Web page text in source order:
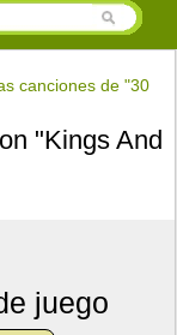
canciones de "30
"Kings And
juego